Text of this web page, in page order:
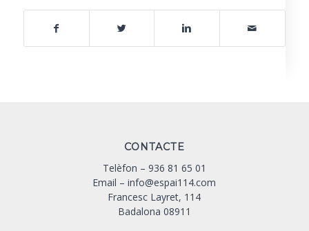
CONTACTE
Telèfon – 936 81 65 01
Email –info@espai114.com
Francesc Layret, 114
Badalona 08911